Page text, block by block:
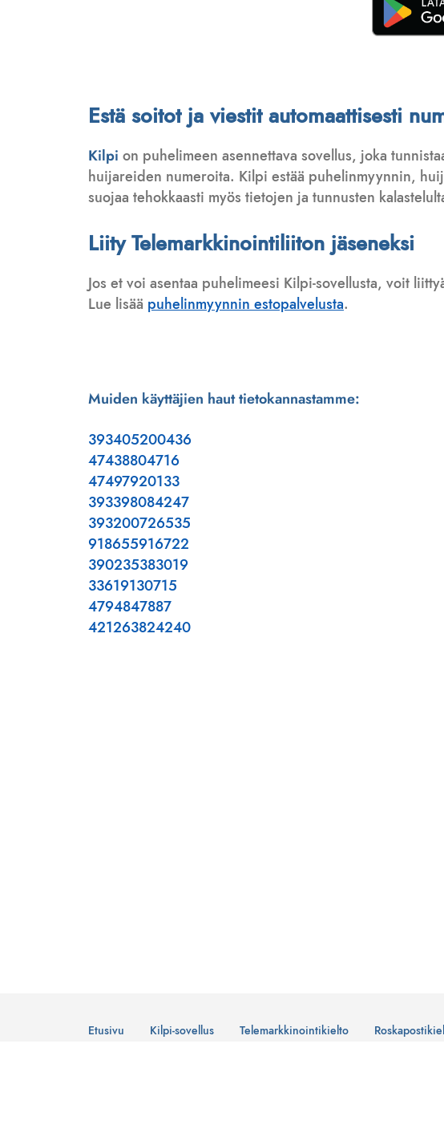
Estä soitot ja viestit automaattisesti
Kilpi on puhelimeen asennettava sovellus, joka
huijareiden numeroita. Kilpi estää puhelinmyynnin,
suojaa tehokkaasti myös tietojen ja tunnusten
Liity Telemarkkinointiliiton jäseneksi
Jos et voi asentaa puhelimeesi Kilpi-sovellusta, voit
Lue lisää puhelinmyynnin estopalvelusta.
Muiden käyttäjien haut tietokannastamme:
393405200436
47438804716
47497920133
393398084247
393200726535
918655916722
390235383019
33619130715
4794847887
421263824240
Etusivu Kilpi-sovellus Telemarkkinointikielto